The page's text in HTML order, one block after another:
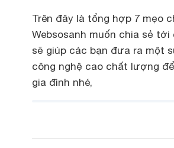
Trên đây là tổng hợp 7 mẹo
Websosanh muốn chia sẻ
sẽ giúp các bạn đưa ra một
công nghệ cao chất lượng
gia đình nhé,